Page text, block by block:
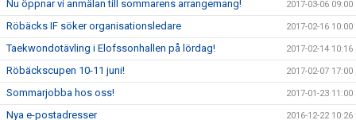
Nu öppnar vi anmälan till sommarens arrangemang! 2017-03-06 09:00
Röbäcks IF söker organisationsledare 2017-02-16 10:00
Taekwondotävling i Elofssonhallen på lördag! 2017-02-14 10:16
Röbäckscupen 10-11 juni! 2017-02-07 17:00
Sommarjobba hos oss! 2017-01-23 11:00
Nya e-postadresser 2016-12-22 10:26